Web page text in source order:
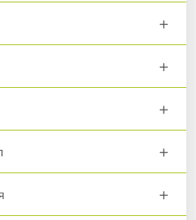
+
+
+
+
+